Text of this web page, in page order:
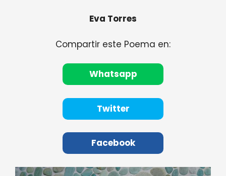
Eva Torres
Compartir este Poema en:
Whatsapp
Twitter
Facebook